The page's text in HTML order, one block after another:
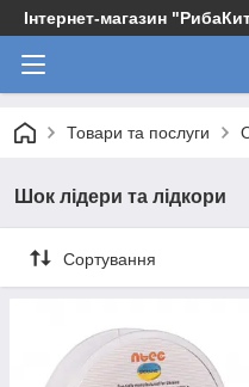
Інтернет-магазин
Товари та послуги
Шок лідери та лідкори
Сортування